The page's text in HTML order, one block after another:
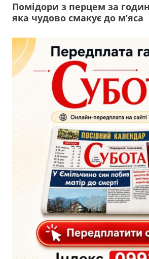
Помідори з перцем за
яка чудово смакує до м’яса